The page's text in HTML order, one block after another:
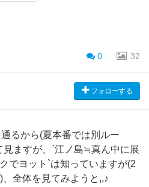
0 32
フォローする
るから(夏本番では別ルー
見ますが、`江ノ島≒真ん中に展
でヨット`は知っていますが(2
全体を見てみようと,,♪